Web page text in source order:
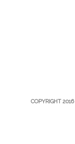
COPYRIGHT 2016